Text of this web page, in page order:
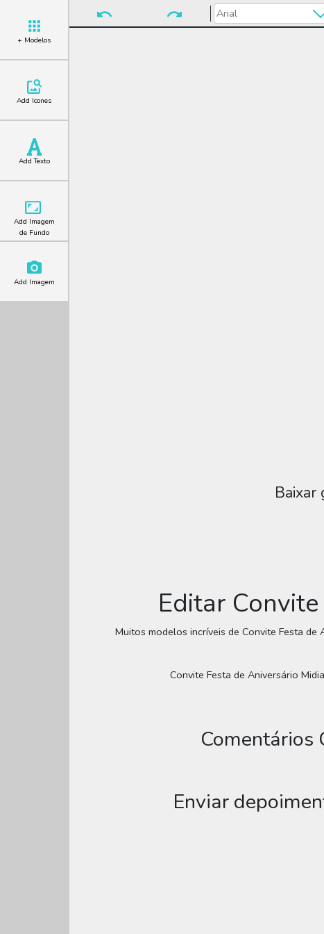
+ Modelos
Add Icones
Add Texto
Add Imagem
de Fundo
Add Imagem
Baixar
Editar
Muitos modelos incríveis de Convite Festa
Convite Festa de Aniversário
Comentários
Enviar